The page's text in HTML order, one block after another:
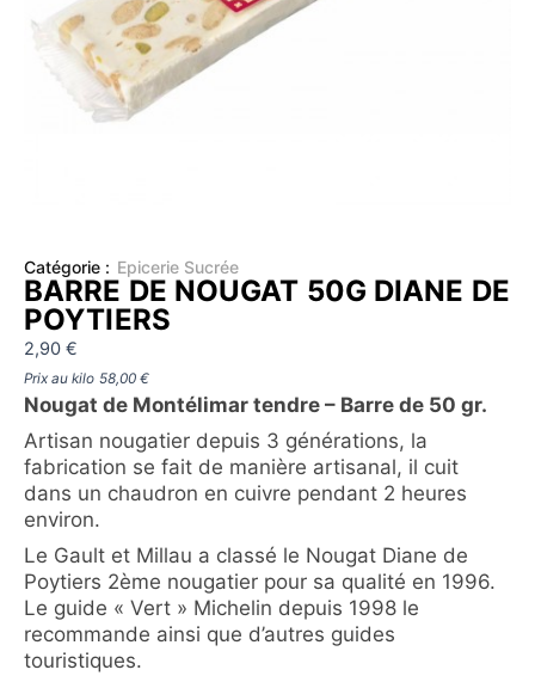
Catégorie : Epicerie Sucrée
BARRE DE NOUGAT 50G DIANE DE
POYTIERS
2,90 €
Prix au kilo 58,00 €
Nougat de Montélimar tendre – Barre de 50 gr.
Artisan nougatier depuis 3 générations, la
fabrication se fait de manière artisanal, il cuit
dans un chaudron en cuivre pendant 2 heures
environ.
Le Gault et Millau a classé le Nougat Diane de
Poytiers 2ème nougatier pour sa qualité en 1996.
Le guide « Vert » Michelin depuis 1998 le
recommande ainsi que d’autres guides
touristiques.